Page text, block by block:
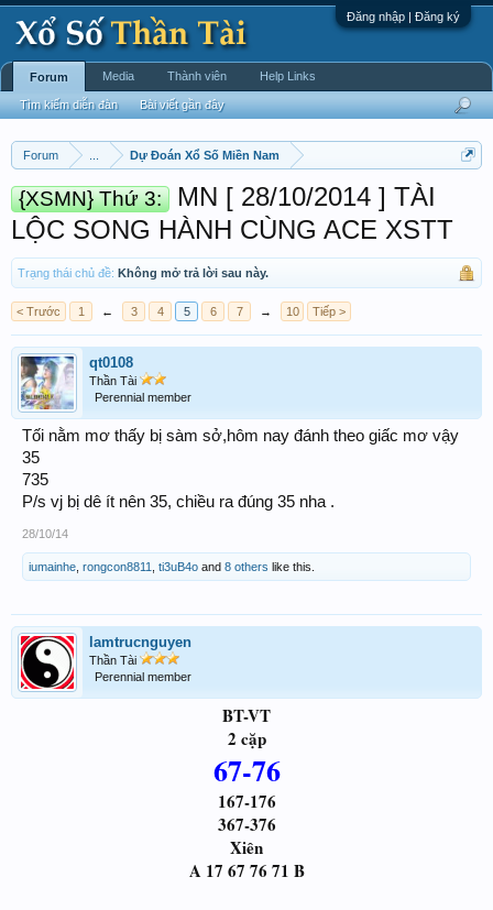
Đăng nhập | Đăng ký
Forum Dự Đoán Xổ Số Miền Nam
{XSMN} Thứ 3:
MN [ 28/10/2014 ] TÀI
LỘC SONG HÀNH CÙNG ACE XSTT
Trạng thái chủ đề: Không mở trả lời sau này.
< Trước 1 ← 3 4 5 6 7 → 10 Tiếp >
qt0108
Thần Tài
Perennial member
Tối nằm mơ thấy bị sàm sở,hôm nay đánh theo giấc mơ vậy
35
735
P/s vj bị dê ít nên 35, chiều ra đúng 35 nha .
28/10/14
iumainhe rongcon8811 ti3uB4o and 8 others like this.
lamtrucnguyen
Thần Tài
Perennial member
BT-VT
2 cặp
67-76
167-176
367-376
Xiên
A 17 67 76 71 B
Forum
Tìm kiếm diễn đàn Bài viết gần đây
Media Thành viên Help Links